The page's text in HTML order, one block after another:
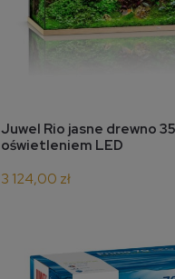
do
Juwel Rio jasne drewno
oświetleniem LED
3 124,00 zł